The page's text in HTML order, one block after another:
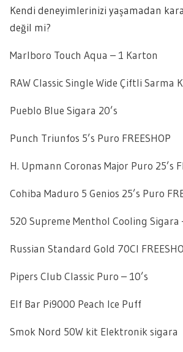
Kendi deneyimlerinizi yaşamadan
değil mi?
Marlboro Touch Aqua – 1 Karton
RAW Classic Single Wide Çiftli Sarma
Pueblo Blue Sigara 20’s
Punch Triunfos 5’s Puro FREESHOP
H. Upmann Coronas Major Puro 25’s
Cohiba Maduro 5 Genios 25’s Puro
520 Supreme Menthol Cooling Sigara
Russian Standard Gold 70Cl
Pipers Club Classic Puro – 10’s
Elf Bar Pi9000 Peach Ice Puff
Smok Nord 50W kit Elektronik sigara